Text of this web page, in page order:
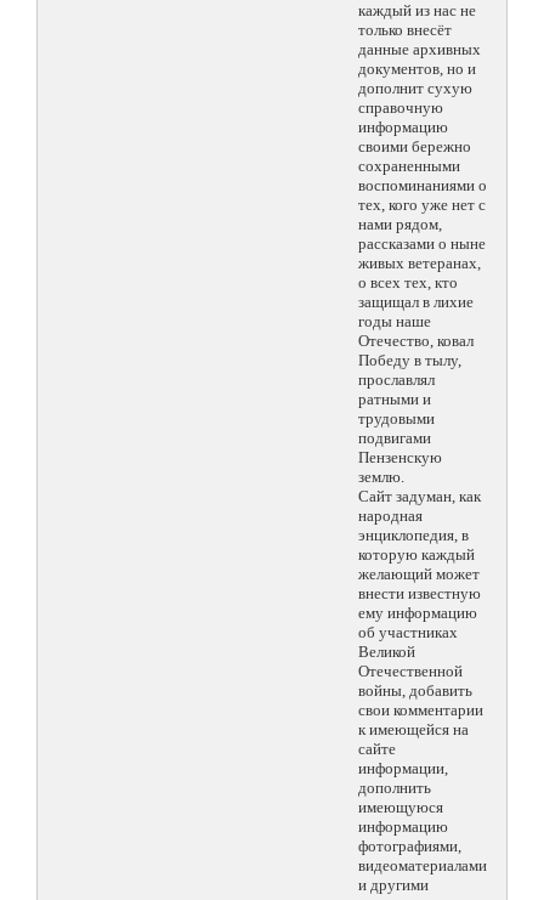
каждый из нас не
только внесёт
данные архивных
документов, но и
дополнит сухую
справочную
информацию
своими бережно
сохраненными
воспоминаниями о
тех, кого уже нет с
нами рядом,
рассказами о ныне
живых ветеранах,
о всех тех, кто
защищал в лихие
годы наше
Отечество, ковал
Победу в тылу,
прославлял
ратными и
трудовыми
подвигами
Пензенскую
землю.
Сайт задуман, как
народная
энциклопедия, в
которую каждый
желающий может
внести известную
ему информацию
об участниках
Великой
Отечественной
войны, добавить
свои комментарии
к имеющейся на
сайте
информации,
дополнить
имеющуюся
информацию
фотографиями,
видеоматериалами
и другими